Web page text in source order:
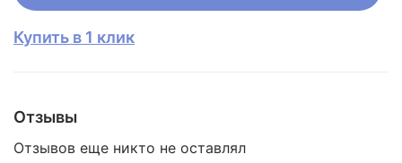
Купить в 1 клик
Отзывы
Отзывов еще никто не оставлял